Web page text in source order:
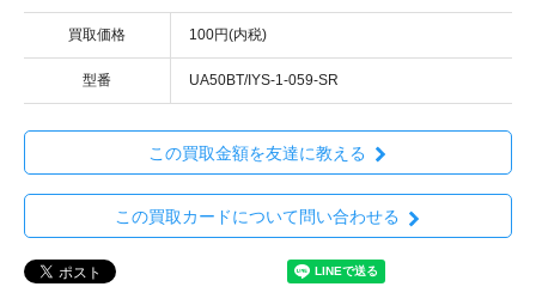
買取価格 100円(内税)
型番 UA50BT/IYS-1-059-SR
この買取金額を友達に教える
この買取カードについて問い合わせる